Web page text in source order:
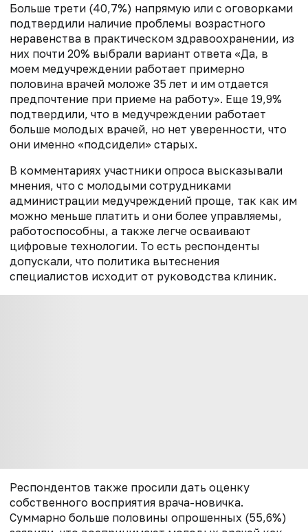
Больше трети (40,7%) напрямую или с оговорками
подтвердили наличие проблемы возрастного
неравенства в практическом здравоохранении, из
них почти 20% выбрали вариант ответа «Да, в
моем медучреждении работает примерно
половина врачей моложе 35 лет и им отдается
предпочтение при приеме на работу». Еще 19,9%
подтвердили, что в медучреждении работает
больше молодых врачей, но нет уверенности, что
они именно «подсидели» старых.
В комментариях участники опроса высказывали
мнения, что с молодыми сотрудниками
администрации медучреждений проще, так как им
можно меньше платить и они более управляемы,
работоспособны, а также легче осваивают
цифровые технологии. То есть респонденты
допускали, что политика вытеснения
специалистов исходит от руководства клиник.
Респондентов также просили дать оценку
собственного восприятия врача-новичка.
Суммарно больше половины опрошенных (55,6%)